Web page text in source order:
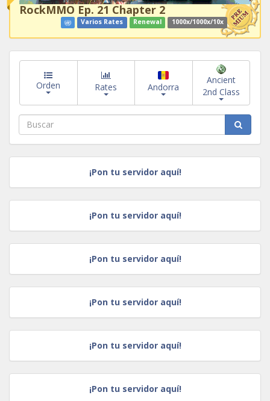
RockMMO Ep. 21 Chapter 2
Varios Rates Renewal 1000x/1000x/10x
Orden Rates Andorra
Ancient
2nd Class
¡Pon tu servidor aquí!
¡Pon tu servidor aquí!
¡Pon tu servidor aquí!
¡Pon tu servidor aquí!
¡Pon tu servidor aquí!
¡Pon tu servidor aquí!